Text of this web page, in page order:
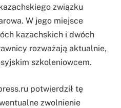
związku
W jego miejsce
kazachskich i dwóch
rozważają aktualnie,
szkoleniowcem.
potwierdził tę
zwolnienie